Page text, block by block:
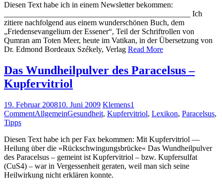
Diesen Text habe ich in einem Newsletter bekommen:
_______________________________________________ Ich
zitiere nachfolgend aus einem wunderschönen Buch, dem
„Friedensevangelium der Essener“, Teil der Schriftrollen von
Qumran am Toten Meer, heute im Vatikan, in der Übersetzung von
Dr. Edmond Bordeaux Székely, Verlag Read More
Das Wundheilpulver des Paracelsus –
Kupfervitriol
19. Februar 200810. Juni 2009 Klemens1
CommentAllgemeinGesundheit, Kupfervitriol, Lexikon, Paracelsus,
Tipps
Diesen Text habe ich per Fax bekommen: Mit Kupfervitriol —
Heilung über die »Rückschwingungsbrücke« Das Wundheilpulver
des Paracelsus – gemeint ist Kupfervitriol – bzw. Kupfersulfat
(CuS4) – war in Vergessenheit geraten, weil man sich seine
Heilwirkung nicht erklären konnte.